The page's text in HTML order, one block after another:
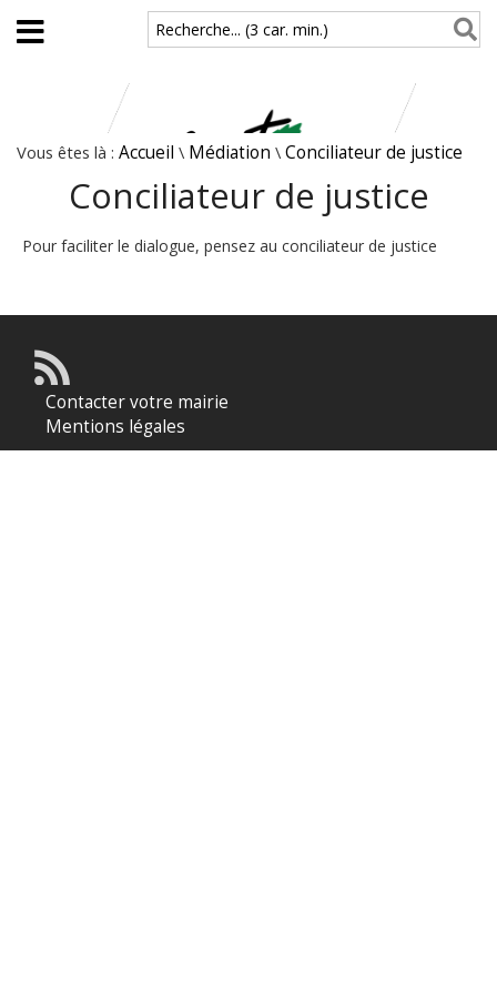
Aller au contenu principal
Recherche... (3 car. min.)
Vous êtes là : Accueil \ Médiation \ Conciliateur de justice
Conciliateur de justice
Pour faciliter le dialogue, pensez au conciliateur de justice
Contacter votre mairie
Mentions légales